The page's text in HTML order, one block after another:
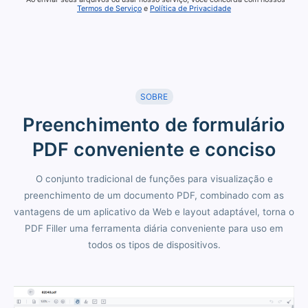
Termos de Serviço e Política de Privacidade
SOBRE
Preenchimento de formulário
PDF conveniente e conciso
O conjunto tradicional de funções para visualização e
preenchimento de um documento PDF, combinado com as
vantagens de um aplicativo da Web e layout adaptável, torna o
PDF Filler uma ferramenta diária conveniente para uso em
todos os tipos de dispositivos.